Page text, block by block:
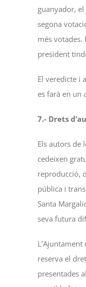
guanyador, el
segona
més votades.
president
El veredicte i
es farà en un
7.- Drets
Els autors de
cedeixen
reproducció,
pública i
Santa
seva futura
L’Ajuntament
reserva el
presentades